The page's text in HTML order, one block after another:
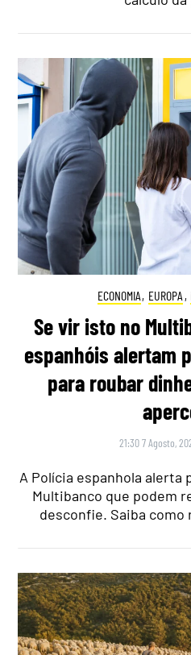
ECONOMIA, EUROPA ,
Se vir isto no
espanhóis alertam
para roubar
21:30 7 Agosto,
A Polícia espanhola alerta
Multibanco que podem
desconfie. Saiba